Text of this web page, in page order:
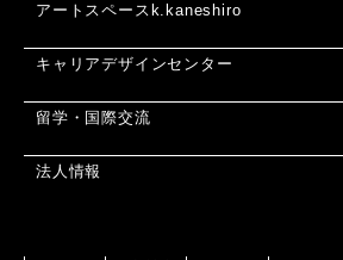
アートスペースk.kaneshiro
キャリアデザインセンター
留学・国際交流
法人情報